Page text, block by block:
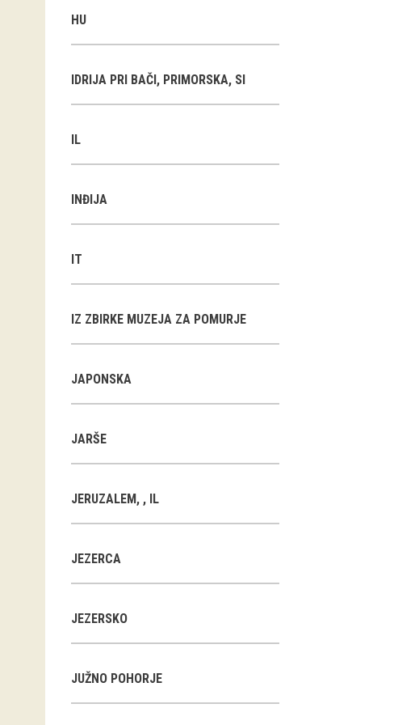
HU
IDRIJA PRI BAČI, PRIMORSKA, SI
IL
INĐIJA
IT
IZ ZBIRKE MUZEJA ZA POMURJE
JAPONSKA
JARŠE
JERUZALEM, , IL
JEZERCA
JEZERSKO
JUŽNO POHORJE